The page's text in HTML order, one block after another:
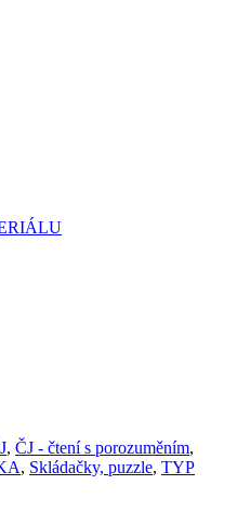
, ČJ - čtení s porozuměním,
, Skládačky, puzzle, TYP